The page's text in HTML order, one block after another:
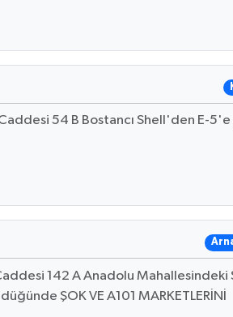
54 B Bostancı Shell'den E-5'e
142 A Anadolu Mahallesindeki
ŞOK VE A101 MARKETLERİNİ